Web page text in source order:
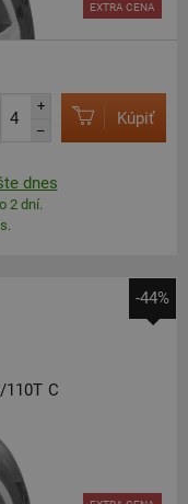
EXTRA CENA
+
–
Kúpiť
dnes
2 dní.
-44%
110T C